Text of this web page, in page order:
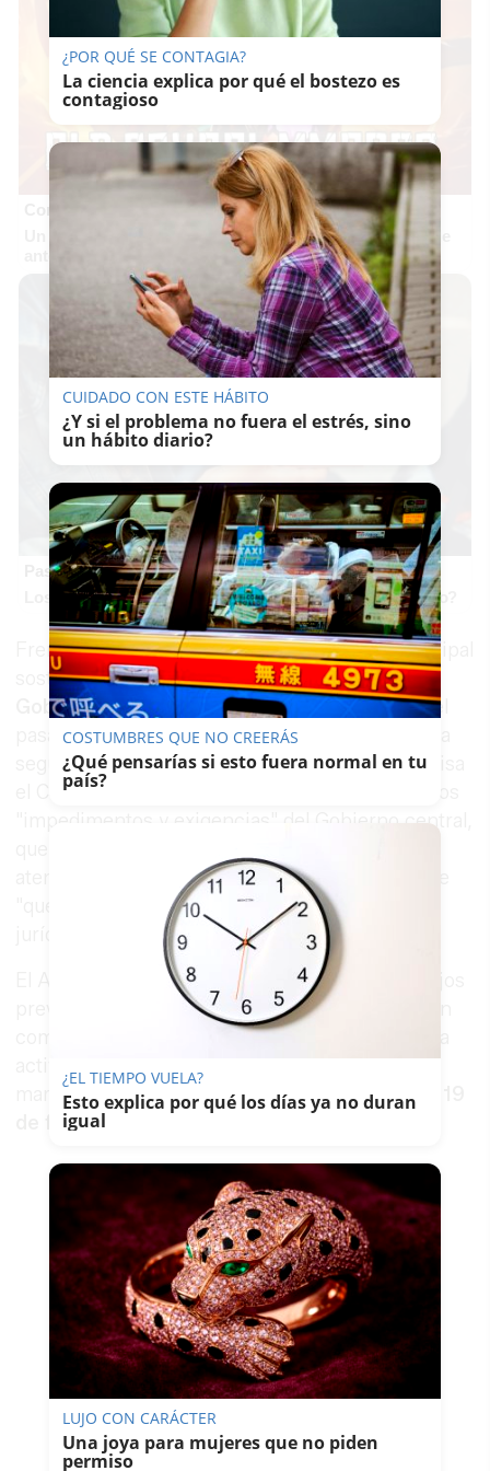
Corepunk MMORPG
Un verdadero MMORPG de la vieja escuela ¡Cómo los de
Pasaportes que abren puertas
Los pasaportes más poderosos del mundo, ¿está el tuyo?
Frente a esas declaraciones, el gobierno municipal
sostiene tajante que laSubdelegación del
Gobierno de España en Cádiz dispone desde el
pasado10 de abrildel certificado necesario para
seguir el procedimiento de ayudas. Según precisa
el Consistorio, este paso se produjo tras distintos
"impedimentos y exigencias" del Gobierno central,
atendiendo a recomendaciones jurídicas, ya que
"querían que la Alcaldesa certificara y
jurídicamente no era posible".
El Ayuntamiento también subraya que los trabajos
previos para organizar el dispositivo de atención
5 de febrero, antes incluso de la
activación formal del servicio. Esa puesta en
marcha, según detalla, se produjo finalmente el
de febrero
¿POR QUÉ SE CONTAGIA?
La ciencia explica por qué el bostezo es
contagioso
CUIDADO CON ESTE HÁBITO
¿Y si el problema no fuera el estrés, sino
un hábito diario?
COSTUMBRES QUE NO CREERÁS
¿Qué pensarías si esto fuera normal en tu
país?
¿EL TIEMPO VUELA?
Esto explica por qué los días ya no duran
igual
LUJO CON CARÁCTER
Una joya para mujeres que no piden
permiso